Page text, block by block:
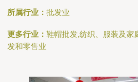
所属行业： 批发业
更多行业： 鞋帽批发,纺织、服装及家
发和零售业